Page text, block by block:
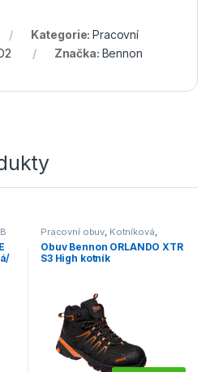
Kategorie:Pracovní
Značka: Bennon
Pracovní obuv, Kotníková,
S3/S1P
Obuv Bennon ORLANDO XTR
S3 High kotník